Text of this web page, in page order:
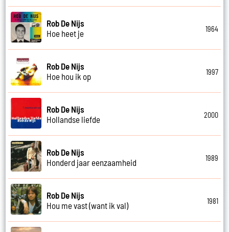
Rob De Nijs
Hoe heet je
1964
Rob De Nijs
Hoe hou ik op
1997
Rob De Nijs
Hollandse liefde
2000
Rob De Nijs
Honderd jaar eenzaamheid
1989
Rob De Nijs
Hou me vast (want ik val)
1981